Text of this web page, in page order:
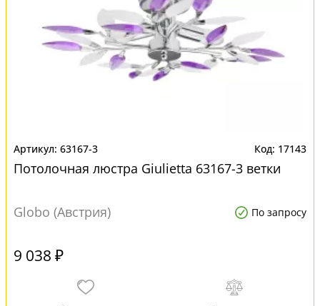
63167-3 17143
Потолочная люстра Giulietta 63167-3 ветки
Globo (Австрия) По запросу
9 038 ₽